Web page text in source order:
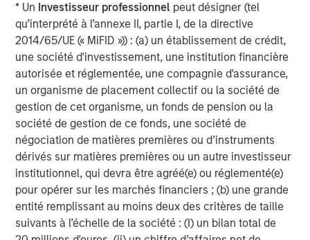
* Un Investisseur professionnel peut désigner (tel
qu’interprété à l’annexe II, partie I, de la directive
2014/65/UE (« MiFID »)) : (a) un établissement de crédit,
une société d'investissement, une institution financière
autorisée et réglementée, une compagnie d'assurance,
un organisme de placement collectif ou la société de
gestion de cet organisme, un fonds de pension ou la
société de gestion de ce fonds, une société de
négociation de matières premières ou d’instruments
dérivés sur matières premières ou un autre investisseur
institutionnel, qui devra être agréé(e) ou réglementé(e)
pour opérer sur les marchés financiers ; (b) une grande
entité remplissant au moins deux des critères de taille
suivants à l’échelle de la société : (I) un bilan total de
There is no assurance that a portfolio will achieve its investment
objective. Portfolios are subject to
market risk
, which is the
possibility that the market values of securities owned by the
portfolio will decline and that the value of portfolio shares may
therefore be less than what you paid for them. Market values
can change daily due to economic and other events (e.g.,
natural disasters, health crises, terrorism, conflicts, and social
unrest) that affect markets, countries, companies, or
governments. It is difficult to predict the timing, duration, and
potential adverse effects (e.g., portfolio liquidity) of events.
Accordingly, you can lose money investing in a portfolio.Fixed-
income securities are subject to the ability of an issuer to make
timely principal and interest payments (credit risk), changes in
interest rates (interest rate risk), the creditworthiness of the
issuer and general market liquidity (market risk). In a rising
interest-rate environment, bond prices may fall and may result
in periods of volatility and increased portfolio redemptions. In a
declining interest-rate environment, the portfolio may generate
less income.
Longer-term securities
may be more sensitive to